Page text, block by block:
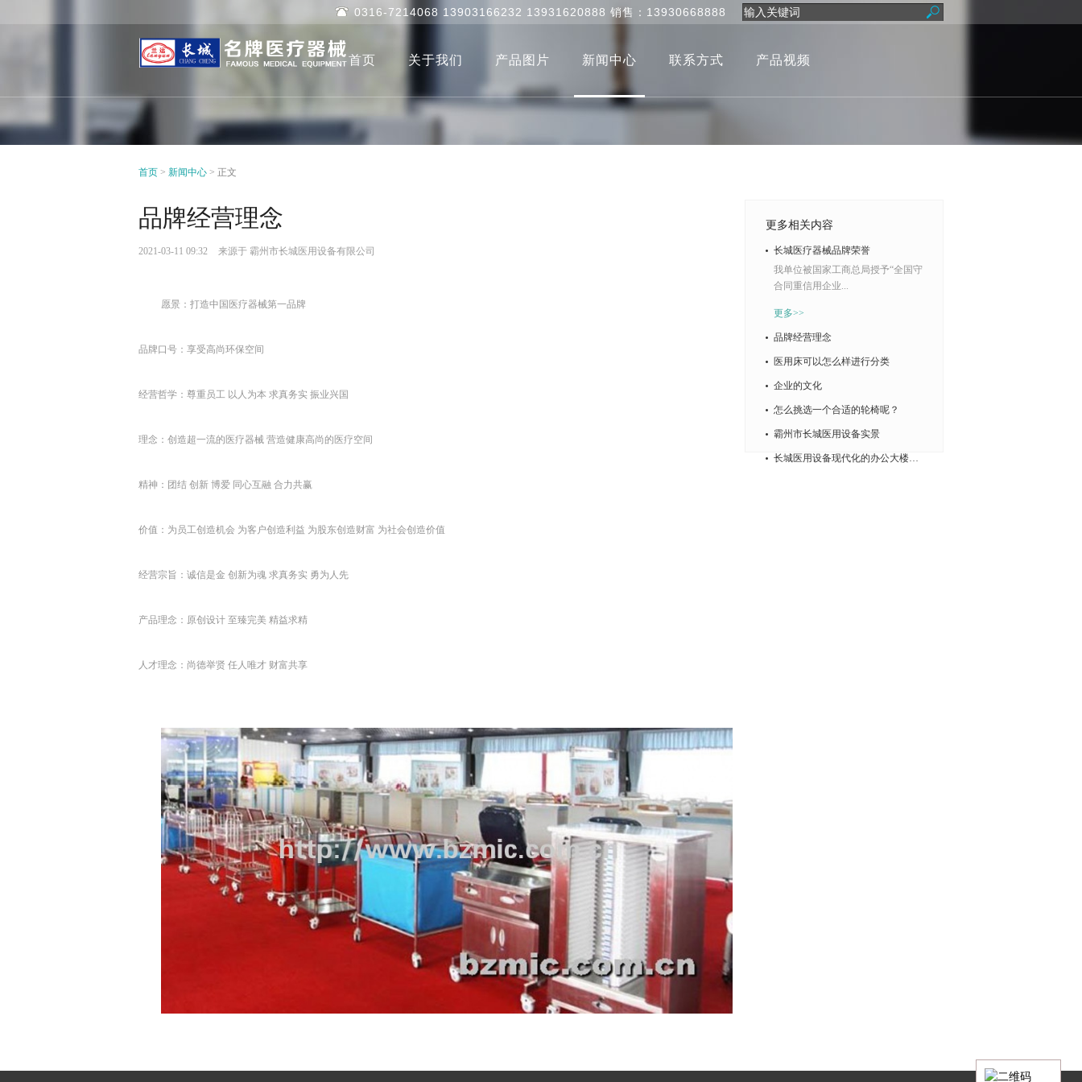
0316-7214068 13903166232 13931620888 销售：13930668888
首页 关于我们 产品图片 新闻中心 联系方式 产品视频
首页 > 新闻中心 > 正文
品牌经营理念
2021-03-11 09:32 来源于 霸州市长城医用设备有限公司
愿景：打造中国医疗器械第一品牌
品牌口号：享受高尚环保空间
经营哲学：尊重员工 以人为本 求真务实 振业兴国
理念：创造超一流的医疗器械 营造健康高尚的医疗空间
精神：团结 创新 博爱 同心互融 合力共赢
价值：为员工创造机会 为客户创造利益 为股东创造财富 为社会创造价值
经营宗旨：诚信是金 创新为魂 求真务实 勇为人先
产品理念：原创设计 至臻完美 精益求精
人才理念：尚德举贤 任人唯才 财富共享
更多相关内容
长城医疗器械品牌荣誉
我单位被国家工商总局授予“全国守
合同重信用企业...
更多>>
品牌经营理念
医用床可以怎么样进行分类
企业的文化
怎么挑选一个合适的轮椅呢？
霸州市长城医用设备实景
长城医用设备现代化的办公大楼实景